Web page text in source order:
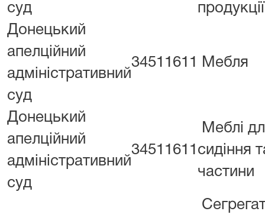
суд
Донецький
апелційний
адміністративний
суд
34511611 Мебля
Донецький
апелційний
адміністративний
суд
34511611
Меблі
сидіння
частини